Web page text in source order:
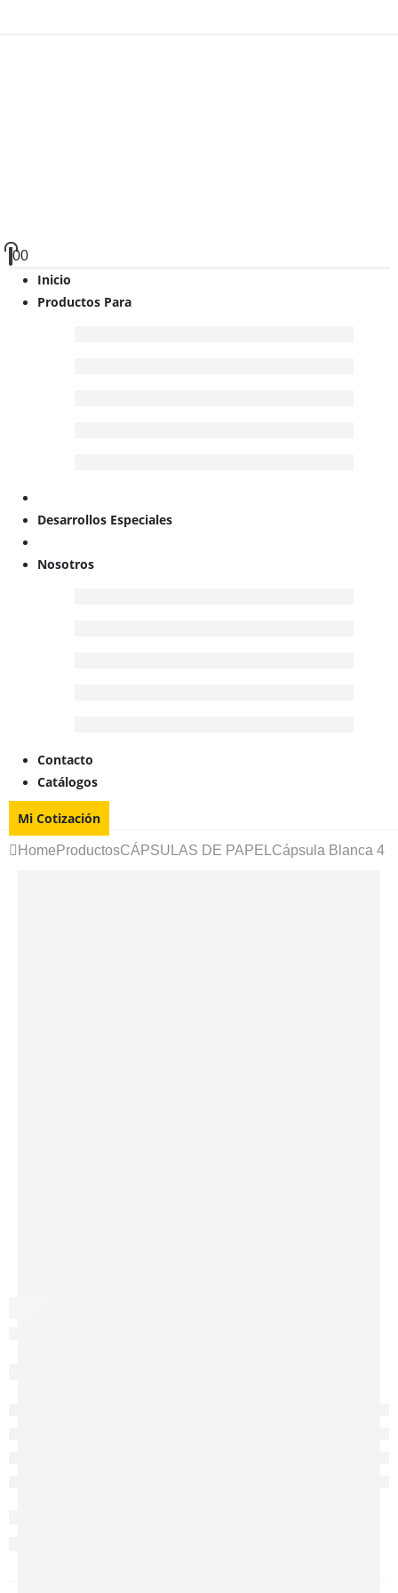
00
Inicio
Productos Para
Desarrollos Especiales
Nosotros
Contacto
Catálogos
Mi Cotización
Home ProductosCÁPSULAS DE PAPELCápsula Blanca 4